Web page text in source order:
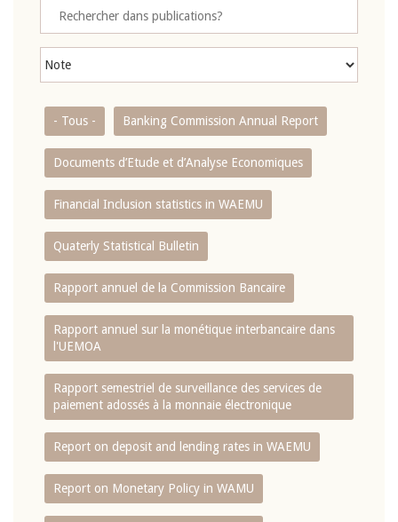
- Tous - Banking Commission Annual Report
Documents d’Etude et d’Analyse Economiques
Financial Inclusion statistics in WAEMU
Quaterly Statistical Bulletin
Rapport annuel de la Commission Bancaire
Rapport annuel sur la monétique interbancaire dans
l'UEMOA
Rapport semestriel de surveillance des services de
paiement adossés à la monnaie électronique
Report on deposit and lending rates in WAEMU
Report on Monetary Policy in WAMU